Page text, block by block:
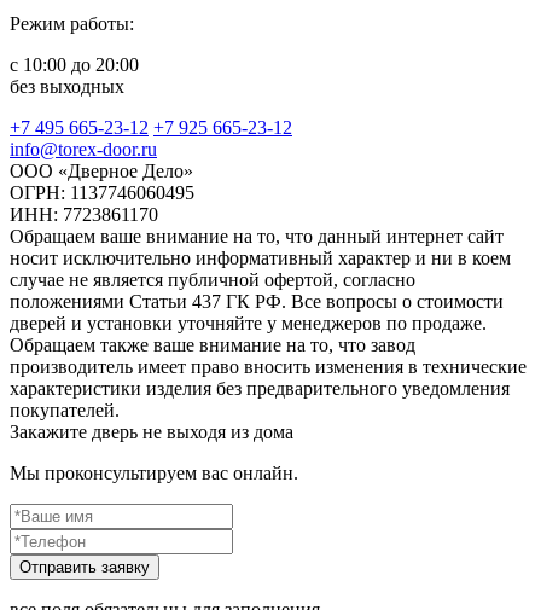
Режим работы:
с 10:00 до 20:00
без выходных
+7 495 665-23-12 +7 925 665-23-12
info@torex-door.ru
ООО «Дверное Дело»
ОГРН: 1137746060495
ИНН: 7723861170
Обращаем ваше внимание на то, что данный интернет сайт
носит исключительно информативный характер и ни в коем
случае не является публичной офертой, согласно
положениями Статьи 437 ГК РФ. Все вопросы о стоимости
дверей и установки уточняйте у менеджеров по продаже.
Обращаем также ваше внимание на то, что завод
производитель имеет право вносить изменения в технические
характеристики изделия без предварительного уведомления
покупателей.
Закажите дверь не выходя из дома
Мы проконсультируем вас онлайн.